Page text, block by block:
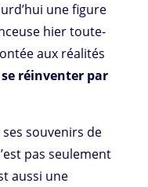
une figure
hier toute-
aux réalités
se réinventer par
souvenirs de
pas seulement
aussi une